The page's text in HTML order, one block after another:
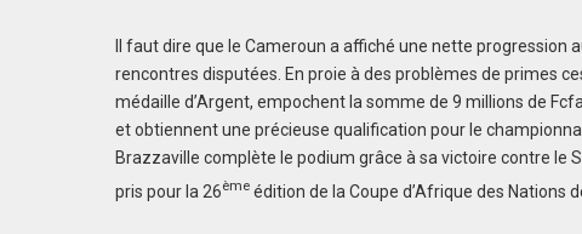
Il faut dire que le Cameroun a affiché une nette
rencontres disputées. En proie à des problèmes de primes
médaille d’Argent, empochent la somme de 9 millions de
et obtiennent une précieuse qualification pour le
Brazzaville complète le podium grâce à sa victoire contre le
pris pour la 26ème édition de la Coupe d’Afrique des Nations